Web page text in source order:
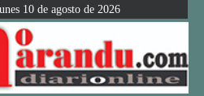
10 de agosto de 2026